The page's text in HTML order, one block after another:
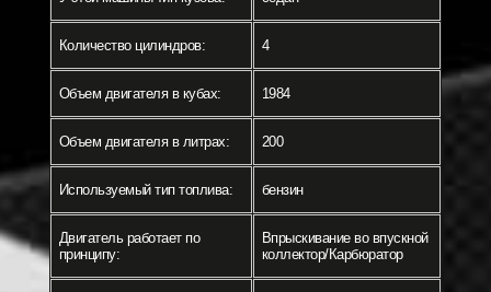
Количество цилиндров: 4
Объем двигателя в кубах: 1984
Объем двигателя в литрах: 200
Используемый тип топлива: бензин
Двигатель работает по
принципу:
Впрыскивание во впускной
коллектор/Карбюратор